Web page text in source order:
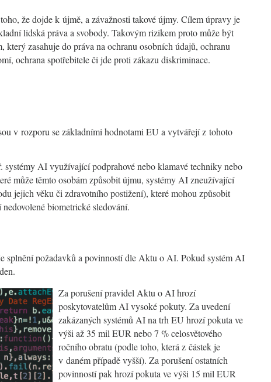
že dojde k újmě, a závažnosti takové újmy. Cílem úpravy je
lidská práva a svobody. Takovým rizikem proto může být
který zasahuje do práva na ochranu osobních údajů, ochranu
ochrana spotřebitele či jde proti zákazu diskriminace.
v rozporu se základními hodnotami EU a vytvářejí z tohoto
systémy AI využívající podprahové nebo klamavé techniky nebo
může těmto osobám způsobit újmu, systémy AI zneužívající
jejich věku či zdravotního postižení), které mohou způsobit
biometrické sledování.
splnění požadavků a povinností dle Aktu o AI. Pokud systém AI
Za porušení pravidel Aktu o AI hrozí
poskytovatelům AI vysoké pokuty. Za uvedení
zakázaných systémů AI na trh EU hrozí pokuta ve
výši až 35 mil EUR nebo 7 % celosvětového
ročního obratu (podle toho, která z částek je
v daném případě vyšší). Za porušení ostatních
povinností pak hrozí pokuta ve výši 15 mil EUR